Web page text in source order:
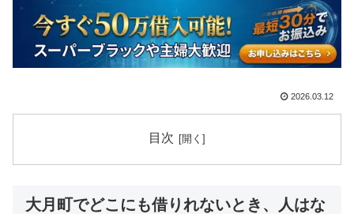
2026.03.12
目次
大月町でどこにも借りれないとき、人はな